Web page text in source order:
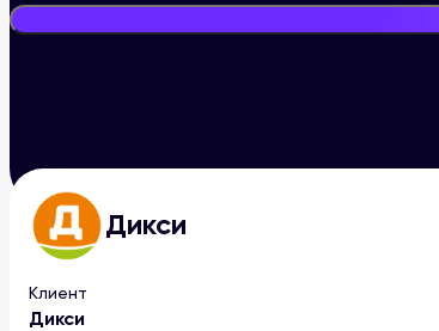
Дикси
Клиент
Дикси